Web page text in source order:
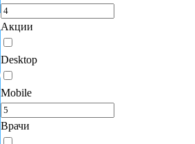
Акции
Desktop
Mobile
Врачи